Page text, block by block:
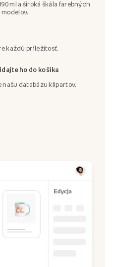
ml a široká škála farebných
každú príležitosť.
ho do košíka
databázu klipartov,